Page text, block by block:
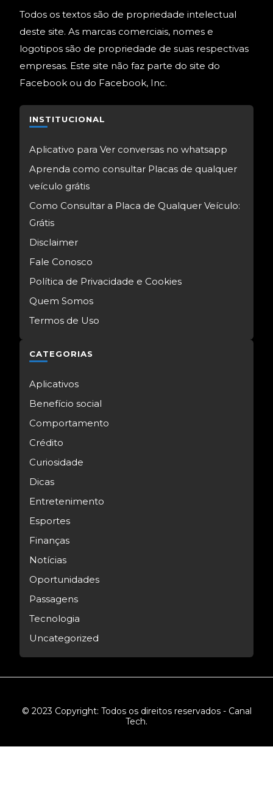
Todos os textos são de propriedade intelectual
deste site. As marcas comerciais, nomes e
logotipos são de propriedade de suas respectivas
empresas. Este site não faz parte do site do
Facebook ou do Facebook, Inc.
INSTITUCIONAL
Aplicativo para Ver conversas no whatsapp
Aprenda como consultar Placas de qualquer
veículo grátis
Como Consultar a Placa de Qualquer Veículo:
Grátis
Disclaimer
Fale Conosco
Política de Privacidade e Cookies
Quem Somos
Termos de Uso
CATEGORIAS
Aplicativos
Benefício social
Comportamento
Crédito
Curiosidade
Dicas
Entretenimento
Esportes
Finanças
Notícias
Oportunidades
Passagens
Tecnologia
Uncategorized
© 2023 Copyright: Todos os direitos reservados - Canal
Tech.